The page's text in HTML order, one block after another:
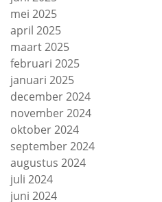
mei 2025
april 2025
maart 2025
februari 2025
januari 2025
december 2024
november 2024
oktober 2024
september 2024
augustus 2024
juli 2024
juni 2024